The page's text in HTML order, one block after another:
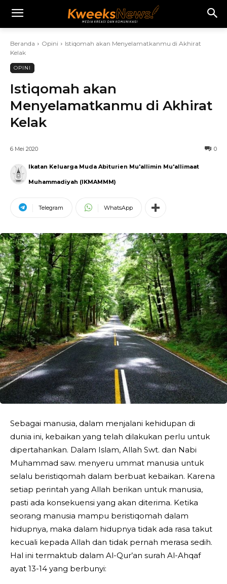
Beranda Opini
Istiqomah akan Menyelamatkanmu di Akhirat
Kelak
OPINI
Istiqomah akan
Menyelamatkanmu di Akhirat
Kelak
0
6 Mei 2020
Ikatan Keluarga Muda Abiturien Mu'allimin Mu'allimaat
Muhammadiyah (IKMAMMM)
Telegram WhatsApp
Sebagai manusia, dalam menjalani kehidupan di
dunia ini, kebaikan yang telah dilakukan perlu untuk
dipertahankan. Dalam Islam, Allah Swt. dan Nabi
Muhammad saw. menyeru ummat manusia untuk
selalu beristiqomah dalam berbuat kebaikan. Karena
setiap perintah yang Allah berikan untuk manusia,
pasti ada konsekuensi yang akan diterima. Ketika
seorang manusia mampu beristiqomah dalam
hidupnya, maka dalam hidupnya tidak ada rasa takut
kecuali kepada Allah dan tidak pernah merasa sedih.
Hal ini termaktub dalam Al-Qur’an surah Al-Ahqaf
ayat 13-14 yang berbunyi: